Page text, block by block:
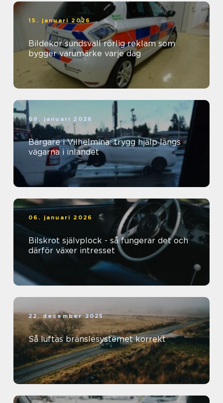
15. januari 2026
Bildekor sundsvall rörlig reklam som
bygger varumärke varje dag
09. januari 2026
Bärgare i Vilhelmina: trygg hjälp längs
vägarna i inlandet
06. januari 2026
Bilskrot självplock - så fungerar det och
därför växer intresset
22. december 2025
Så luftas bränslesystemet korrekt